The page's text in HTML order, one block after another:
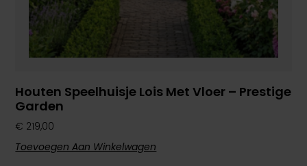
Houten Speelhuisje Lois Met Vloer – Prestige
Garden
€ 219,00
Toevoegen Aan Winkelwagen